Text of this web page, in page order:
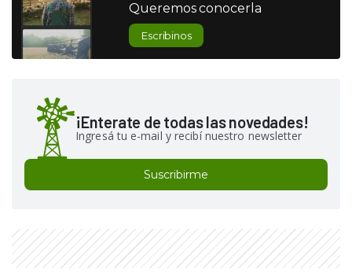
Queremos conocerla
Escribinos
¡Enterate de todas las novedades!
Ingresá tu e-mail y recibí nuestro newsletter
Suscribirme